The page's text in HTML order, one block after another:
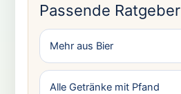
Passende Ratgeber
Mehr aus Bier
Alle Getränke mit Pfand